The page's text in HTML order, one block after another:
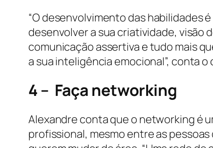
“O desenvolvimento das habilidades
desenvolver a sua criatividade, visão
comunicação assertiva e tudo mais
a sua inteligência emocional”, conta o
4 – Faça networking
Alexandre conta que o networking é
profissional, mesmo entre as